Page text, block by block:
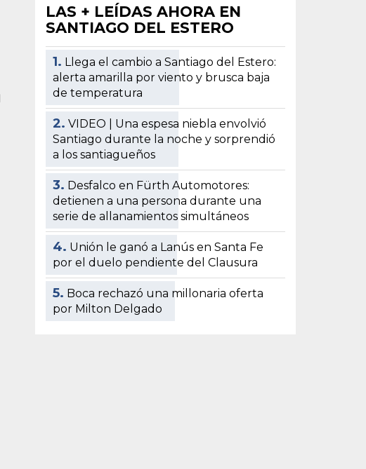
LAS + LEÍDAS AHORA EN
SANTIAGO DEL ESTERO
1. Llega el cambio a Santiago del Estero:
alerta amarilla por viento y brusca baja
de temperatura
2. VIDEO | Una espesa niebla envolvió
Santiago durante la noche y sorprendió
a los santiagueños
3. Desfalco en Fürth Automotores:
detienen a una persona durante una
serie de allanamientos simultáneos
4. Unión le ganó a Lanús en Santa Fe
por el duelo pendiente del Clausura
5. Boca rechazó una millonaria oferta
por Milton Delgado